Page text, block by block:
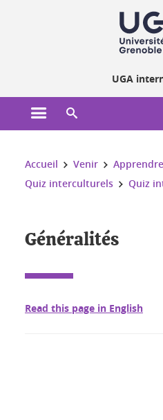
UGA
Ouvrir le menu principal
Vous êtes ici :
Accueil Venir
Quiz interculturels
Quiz
Généralités
Read this page in English